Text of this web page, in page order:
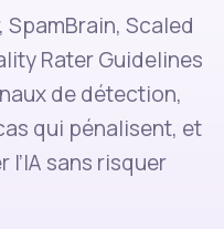
Scaled
Rater Guidelines
de détection,
qui pénalisent, et
sans risquer